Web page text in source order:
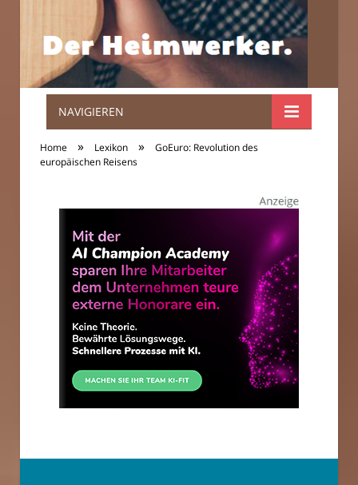
Der
Heimwerker.
NAVIGIEREN
Home » Lexikon »
GoEuro: Revolution des
europäischen Reisens